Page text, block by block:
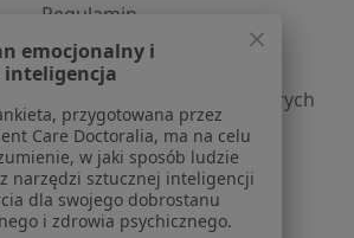
Regulamin
prywatności pacjentów
profesjonalistów
dla profesjonalistów, których
samodzielnie
Polityka cookies
wyniki wyszukiwania
Dostępność
emocjonalny i
inteligencja
przygotowana przez
Care Doctoralia, ma na celu
w jaki sposób ludzie
narzędzi sztucznej inteligencji
dla swojego dobrostanu
i zdrowia psychicznego.